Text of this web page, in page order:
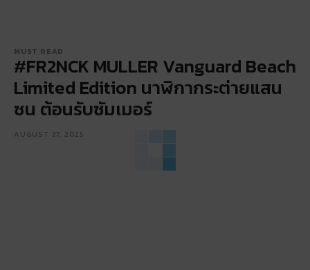
MUST READ
#FR2NCK MULLER Vanguard Beach
Limited Edition นาฬิกากระต่ายแสน
ซน ต้อนรับซัมเมอร์
AUGUST 27, 2025